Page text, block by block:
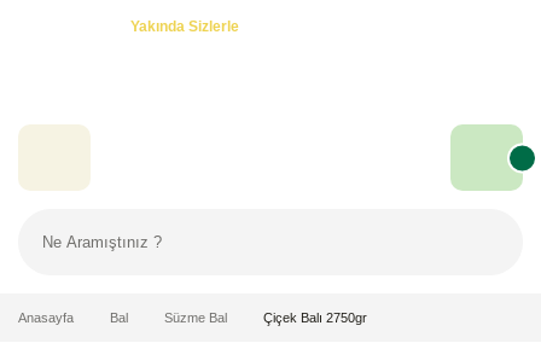
Yakında Sizlerle
Anasayfa Bal Süzme Bal Çiçek Balı 2750gr